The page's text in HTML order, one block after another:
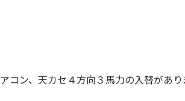
ン、天カセ４方向３馬力の入替があ